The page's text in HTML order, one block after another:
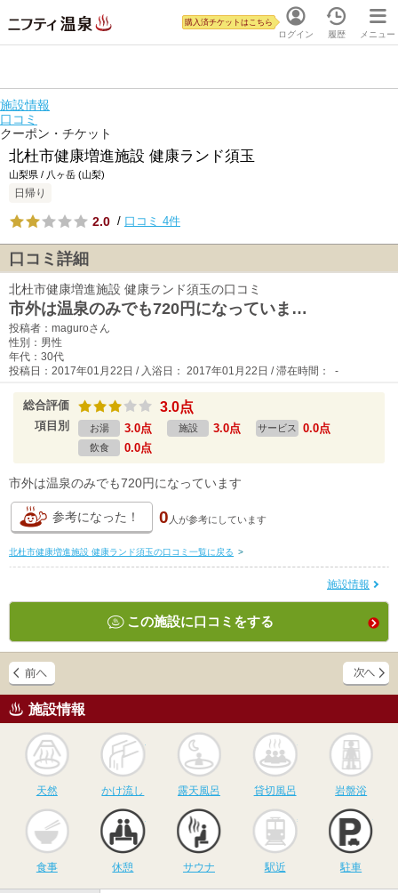
ログイン
購入済チケットはこちら
履歴 メニュー
施設情報
口コミ
クーポン・チケット
北杜市健康増進施設 健康ランド須玉
山梨県 / 八ヶ岳 (山梨)
日帰り
2.0 / 口コミ 4件
口コミ詳細
北杜市健康増進施設 健康ランド須玉の口コミ
市外は温泉のみでも720円になっていま…
投稿者：maguroさん
性別：男性
年代：30代
投稿日：2017年01月22日 / 入浴日： 2017年01月22日 / 滞在時間： -
総合評価 3.0点
項目別 お湯 3.0点 施設 3.0点 サービス 0.0点
飲食 0.0点
市外は温泉のみでも720円になっています
参考になった！ 0 人が参考にしています
北杜市健康増進施設 健康ランド須玉の口コミ一覧に戻る >
施設情報
この施設に口コミをする
施設情報
天然
かけ流し
かけ流し
露天風呂
露天風呂
貸切風呂
貸切風呂 岩盤浴
食事 休憩
サウナ
サウナ 駅近 駐車